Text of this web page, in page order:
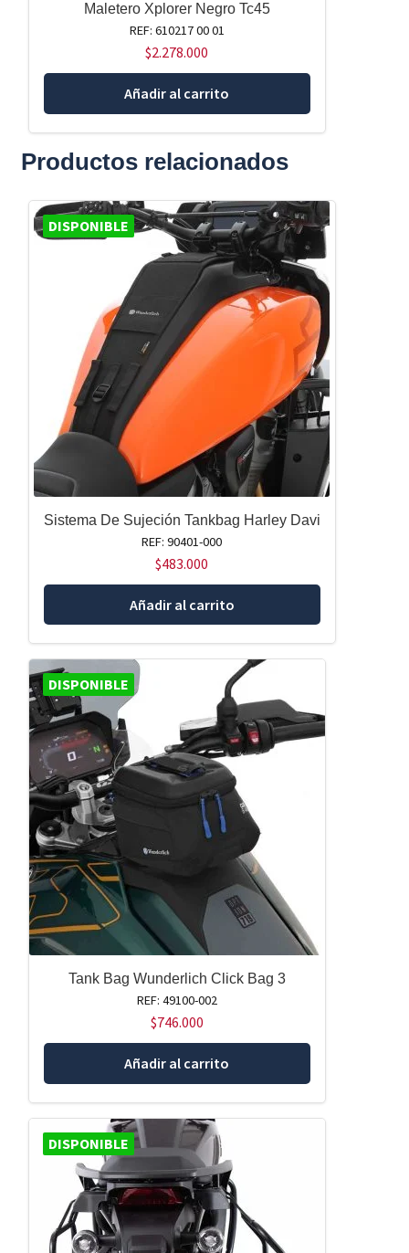
Maletero Xplorer Negro Tc45
REF: 610217 00 01
$2.278.000
Añadir al carrito
Productos relacionados
DISPONIBLE
Sistema De Sujeción Tankbag Harley Davi
REF: 90401-000
$483.000
Añadir al carrito
DISPONIBLE
Tank Bag Wunderlich Click Bag 3
REF: 49100-002
$746.000
Añadir al carrito
DISPONIBLE